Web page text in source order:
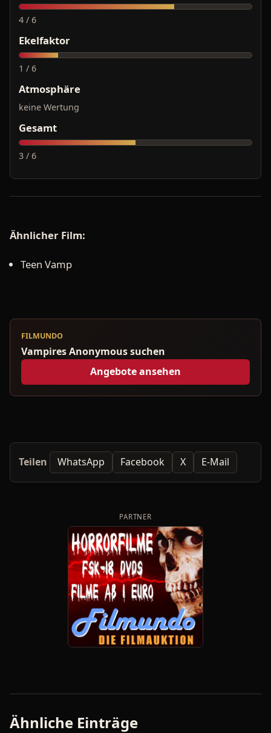
4 / 6
Ekelfaktor
1 / 6
Atmosphäre
keine Wertung
Gesamt
3 / 6
Ähnlicher Film:
Teen Vamp
FILMUNDO
Vampires Anonymous suchen
Angebote ansehen
Teilen WhatsApp Facebook X E-Mail
PARTNER
Ähnliche Einträge